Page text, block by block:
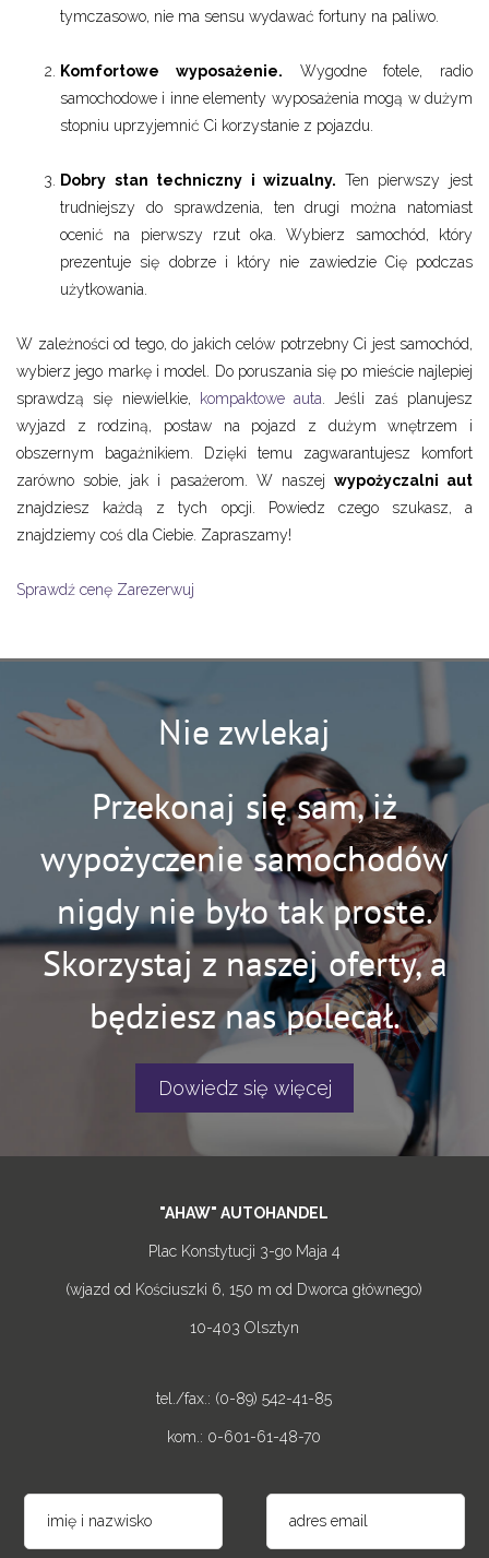
tymczasowo, nie ma sensu wydawać fortuny na paliwo.
Komfortowe wyposażenie. Wygodne fotele, radio
samochodowe i inne elementy wyposażenia mogą w dużym
stopniu uprzyjemnić Ci korzystanie z pojazdu.
Dobry stan techniczny i wizualny. Ten pierwszy jest
trudniejszy do sprawdzenia, ten drugi można natomiast
ocenić na pierwszy rzut oka. Wybierz samochód, który
prezentuje się dobrze i który nie zawiedzie Cię podczas
użytkowania.
W zależności od tego, do jakich celów potrzebny Ci jest samochód,
wybierz jego markę i model. Do poruszania się po mieście najlepiej
sprawdzą się niewielkie,
kompaktowe auta. Jeśli zaś planujesz
wyjazd z rodziną, postaw na pojazd z dużym wnętrzem i
obszernym bagażnikiem. Dzięki temu zagwarantujesz komfort
zarówno sobie, jak i pasażerom. W naszej wypożyczalni aut
znajdziesz każdą z tych opcji. Powiedz czego szukasz, a
znajdziemy coś dla Ciebie. Zapraszamy!
Sprawdź cenę Zarezerwuj
Nie zwlekaj
Przekonaj się sam, iż
wypożyczenie samochodów
nigdy nie było tak proste.
Skorzystaj z naszej oferty, a
będziesz nas polecał.
Dowiedz się więcej
"AHAW" AUTOHANDEL
Plac Konstytucji 3-go Maja 4
(wjazd od Kościuszki 6, 150 m od Dworca głównego)
10-403 Olsztyn
tel./fax.: (0-89) 542-41-85
kom.: 0-601-61-48-70